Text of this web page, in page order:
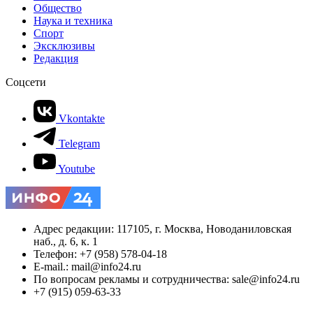
Общество
Наука и техника
Спорт
Эксклюзивы
Редакция
Соцсети
Vkontakte
Telegram
Youtube
Адрес редакции: 117105, г. Москва, Новоданиловская
наб., д. 6, к. 1
Телефон: +7 (958) 578-04-18
E-mail.: mail@info24.ru
По вопросам рекламы и сотрудничества: sale@info24.ru
+7 (915) 059-63-33